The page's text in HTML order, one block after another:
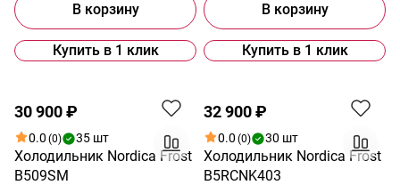
В корзину
Купить в 1 клик
В корзину
Купить в 1 клик
Распродажа
30 900 ₽
0.0 (0) 35 шт
Холодильник Nordica Frost
B509SM
32 900 ₽
0.0 (0) 30 шт
Холодильник Nordica Frost
B5RCNK403